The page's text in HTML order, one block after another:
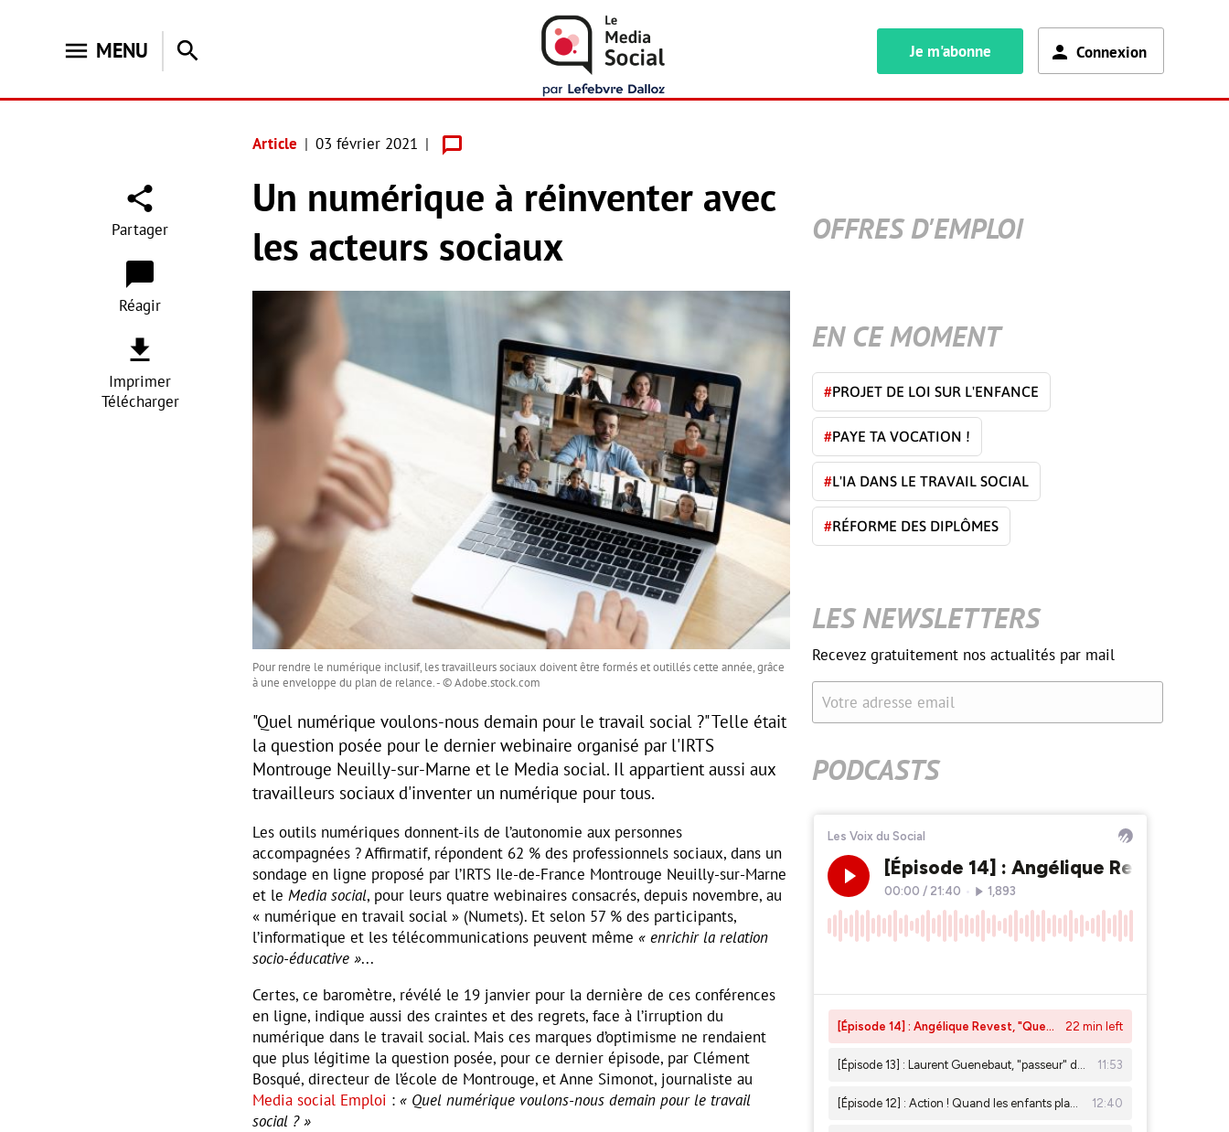
menu MENU search Je m'abonne Connexion
Article 03 février 2021
Partager
Réagir
Imprimer
Télécharger
Un numérique à réinventer avec
les acteurs sociaux
Pour rendre le numérique inclusif, les travailleurs sociaux doivent être formés et outillés cette année, grâce
à une enveloppe du plan de relance. - © Adobe.stock.com
"Quel numérique voulons-nous demain pour le travail social ?" Telle était
la question posée pour le dernier webinaire organisé par l'IRTS
Montrouge Neuilly-sur-Marne et le Media social. Il appartient aussi aux
travailleurs sociaux d'inventer un numérique pour tous.
Les outils numériques donnent-ils de l’autonomie aux personnes
accompagnées ? Affirmatif, répondent 62 % des professionnels sociaux, dans un
sondage en ligne proposé par l’IRTS Ile-de-France Montrouge Neuilly-sur-Marne
et le Media social, pour leurs quatre webinaires consacrés, depuis novembre, au
« numérique en travail social » (Numets). Et selon 57 % des participants,
l’informatique et les télécommunications peuvent même « enrichir la relation
socio-éducative »...
Certes, ce baromètre, révélé le 19 janvier pour la dernière de ces conférences
en ligne, indique aussi des craintes et des regrets, face à l’irruption du
numérique dans le travail social. Mais ces marques d’optimisme ne rendaient
que plus légitime la question posée, pour ce dernier épisode, par Clément
Bosqué, directeur de l’école de Montrouge, et Anne Simonot, journaliste au
Media social Emploi : « Quel numérique voulons-nous demain pour le travail
social ? »
OFFRES D'EMPLOI
EN CE MOMENT
#PROJET DE LOI SUR L'ENFANCE
#PAYE TA VOCATION !
#L'IA DANS LE TRAVAIL SOCIAL
#RÉFORME DES DIPLÔMES
LES NEWSLETTERS
Recevez gratuitement nos actualités par mail
Votre adresse email
PODCASTS